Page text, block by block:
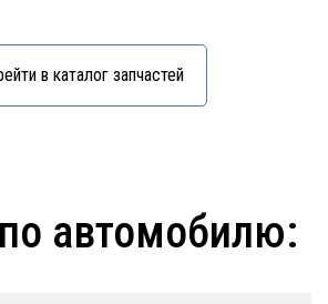
в каталог запчастей
автомобилю: